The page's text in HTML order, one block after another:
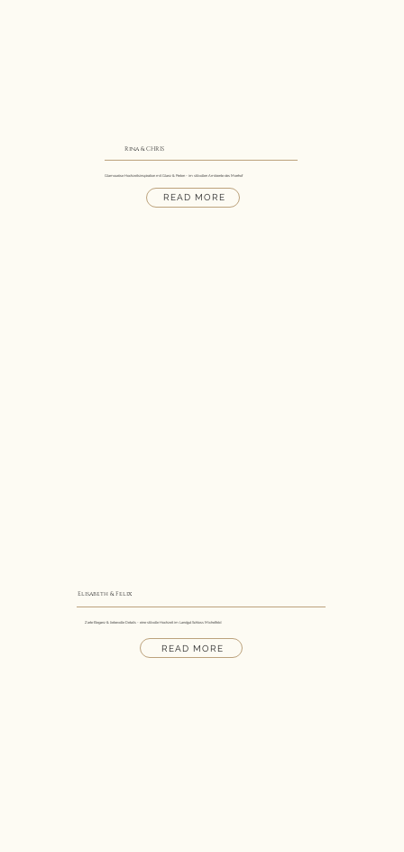
Glamouröse Hochzeitsinspiration mit Glanz & Perlen - im stilvollen Ambiente des Morrhof
READ MORE
Rina & CHRIS
Zarte Eleganz & liebevolle Details - eine stilvolle Hochzeit im Landgut Schloss Michelfeld
READ MORE
Elisabeth & Felix